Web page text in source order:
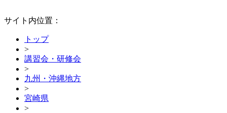
サイト内位置：
トップ
>
講習会・研修会
>
九州・沖縄地方
>
宮崎県
>